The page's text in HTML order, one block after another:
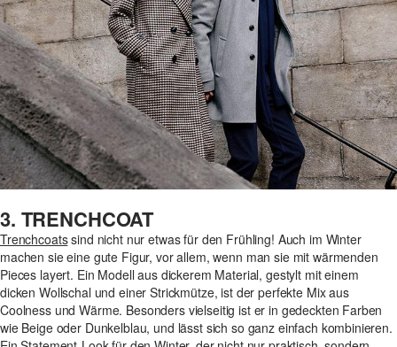
3. TRENCHCOAT
Trenchcoatssind nicht nur etwas für den Frühling! Auch im Winter
machen sie eine gute Figur, vor allem, wenn man sie mit wärmenden
Pieces layert. Ein Modell aus dickerem Material, gestylt mit einem
dicken Wollschal und einer Strickmütze, ist der perfekte Mix aus
Coolness und Wärme. Besonders vielseitig ist er in gedeckten Farben
wie Beige oder Dunkelblau, und lässt sich so ganz einfach kombinieren.